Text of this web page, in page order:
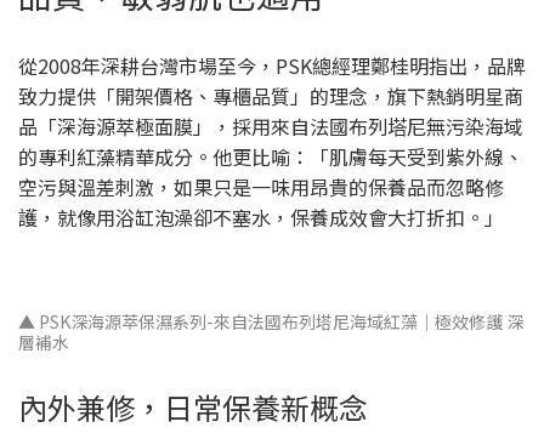
從2008年深耕台灣市場至今，PSK總經理鄭桂明指出，品牌
致力提供「開架價格、專櫃品質」的理念，旗下熱銷明星商
品「深海源萃極面膜」，採用來自法國布列塔尼無污染海域
的專利紅藻精華成分。他更比喻：「肌膚每天受到紫外線、
空污與溫差刺激，如果只是一味用昂貴的保養品而忽略修
護，就像用浴缸泡澡卻不塞水，保養成效會大打折扣。」
▲ PSK深海源萃保濕系列-來自法國布列塔尼海域紅藻｜極效修護 深
層補水
內外兼修，日常保養新概念